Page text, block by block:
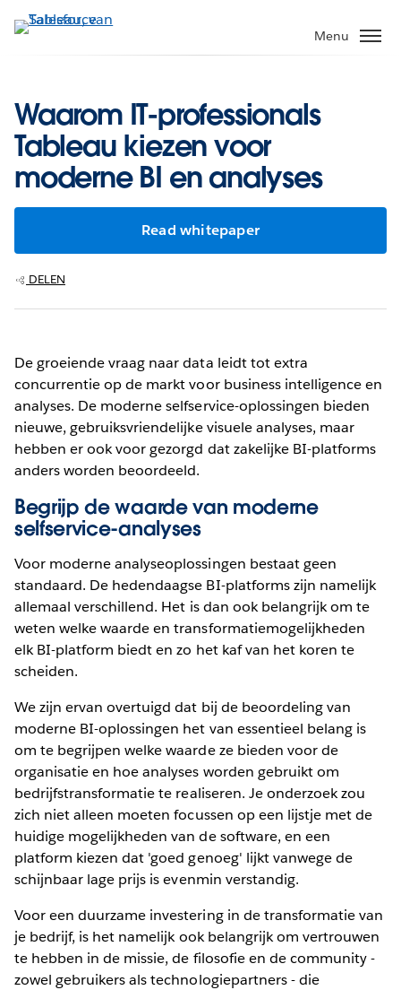
Verder
naar
Menu
Waarom IT-professionals
Tableau kiezen voor
moderne BI en analyses
Read whitepaper
DELEN
De groeiende vraag naar data leidt tot extra
concurrentie op de markt voor business intelligence en
analyses. De moderne selfservice-oplossingen bieden
nieuwe, gebruiksvriendelijke visuele analyses, maar
hebben er ook voor gezorgd dat zakelijke BI-platforms
anders worden beoordeeld.
Begrijp de waarde van moderne
selfservice-analyses
Voor moderne analyseoplossingen bestaat geen
standaard. De hedendaagse BI-platforms zijn namelijk
allemaal verschillend. Het is dan ook belangrijk om te
weten welke waarde en transformatiemogelijkheden
elk BI-platform biedt en zo het kaf van het koren te
scheiden.
We zijn ervan overtuigd dat bij de beoordeling van
moderne BI-oplossingen het van essentieel belang is
om te begrijpen welke waarde ze bieden voor de
organisatie en hoe analyses worden gebruikt om
bedrijfstransformatie te realiseren. Je onderzoek zou
zich niet alleen moeten focussen op een lijstje met de
huidige mogelijkheden van de software, en een
platform kiezen dat 'goed genoeg' lijkt vanwege de
schijnbaar lage prijs is evenmin verstandig.
Voor een duurzame investering in de transformatie van
je bedrijf, is het namelijk ook belangrijk om vertrouwen
te hebben in de missie, de filosofie en de community -
zowel gebruikers als technologiepartners - die